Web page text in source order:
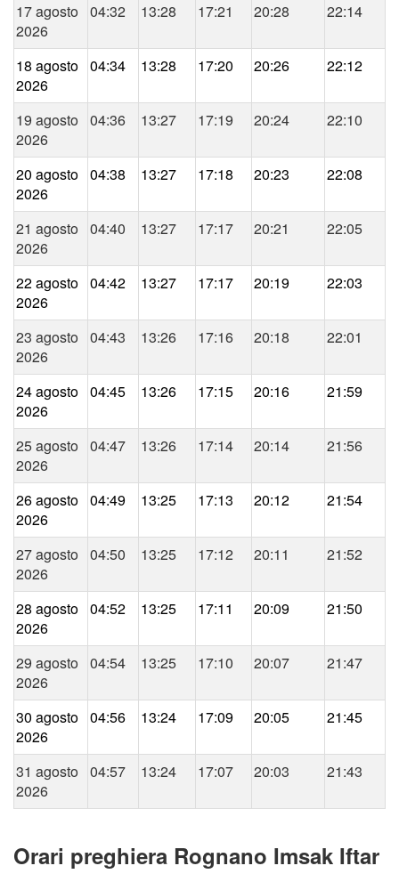
17 agosto
2026
04:32 13:28 17:21 20:28 22:14
18 agosto
2026
04:34 13:28 17:20 20:26 22:12
19 agosto
2026
04:36 13:27 17:19 20:24 22:10
20 agosto
2026
04:38 13:27 17:18 20:23 22:08
21 agosto
2026
04:40 13:27 17:17 20:21 22:05
22 agosto
2026
04:42 13:27 17:17 20:19 22:03
23 agosto
2026
04:43 13:26 17:16 20:18 22:01
24 agosto
2026
04:45 13:26 17:15 20:16 21:59
25 agosto
2026
04:47 13:26 17:14 20:14 21:56
26 agosto
2026
04:49 13:25 17:13 20:12 21:54
27 agosto
2026
04:50 13:25 17:12 20:11 21:52
28 agosto
2026
04:52 13:25 17:11 20:09 21:50
29 agosto
2026
04:54 13:25 17:10 20:07 21:47
30 agosto
2026
04:56 13:24 17:09 20:05 21:45
31 agosto
2026
04:57 13:24 17:07 20:03 21:43
Orari preghiera Rognano Imsak Iftar